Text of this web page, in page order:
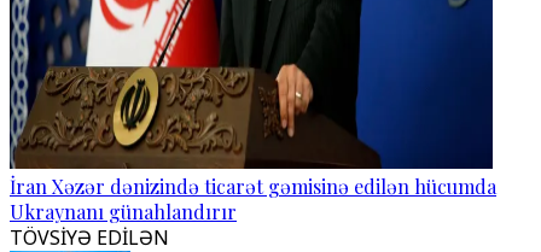
İran Xəzər dənizində ticarət gəmisinə edilən hücumda
Ukraynanı günahlandırır
TÖVSİYƏ EDİLƏN